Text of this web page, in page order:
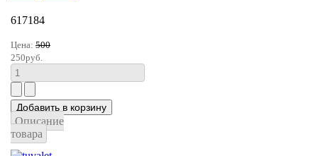
617184
Цена: 500
250руб.
Описание
товара